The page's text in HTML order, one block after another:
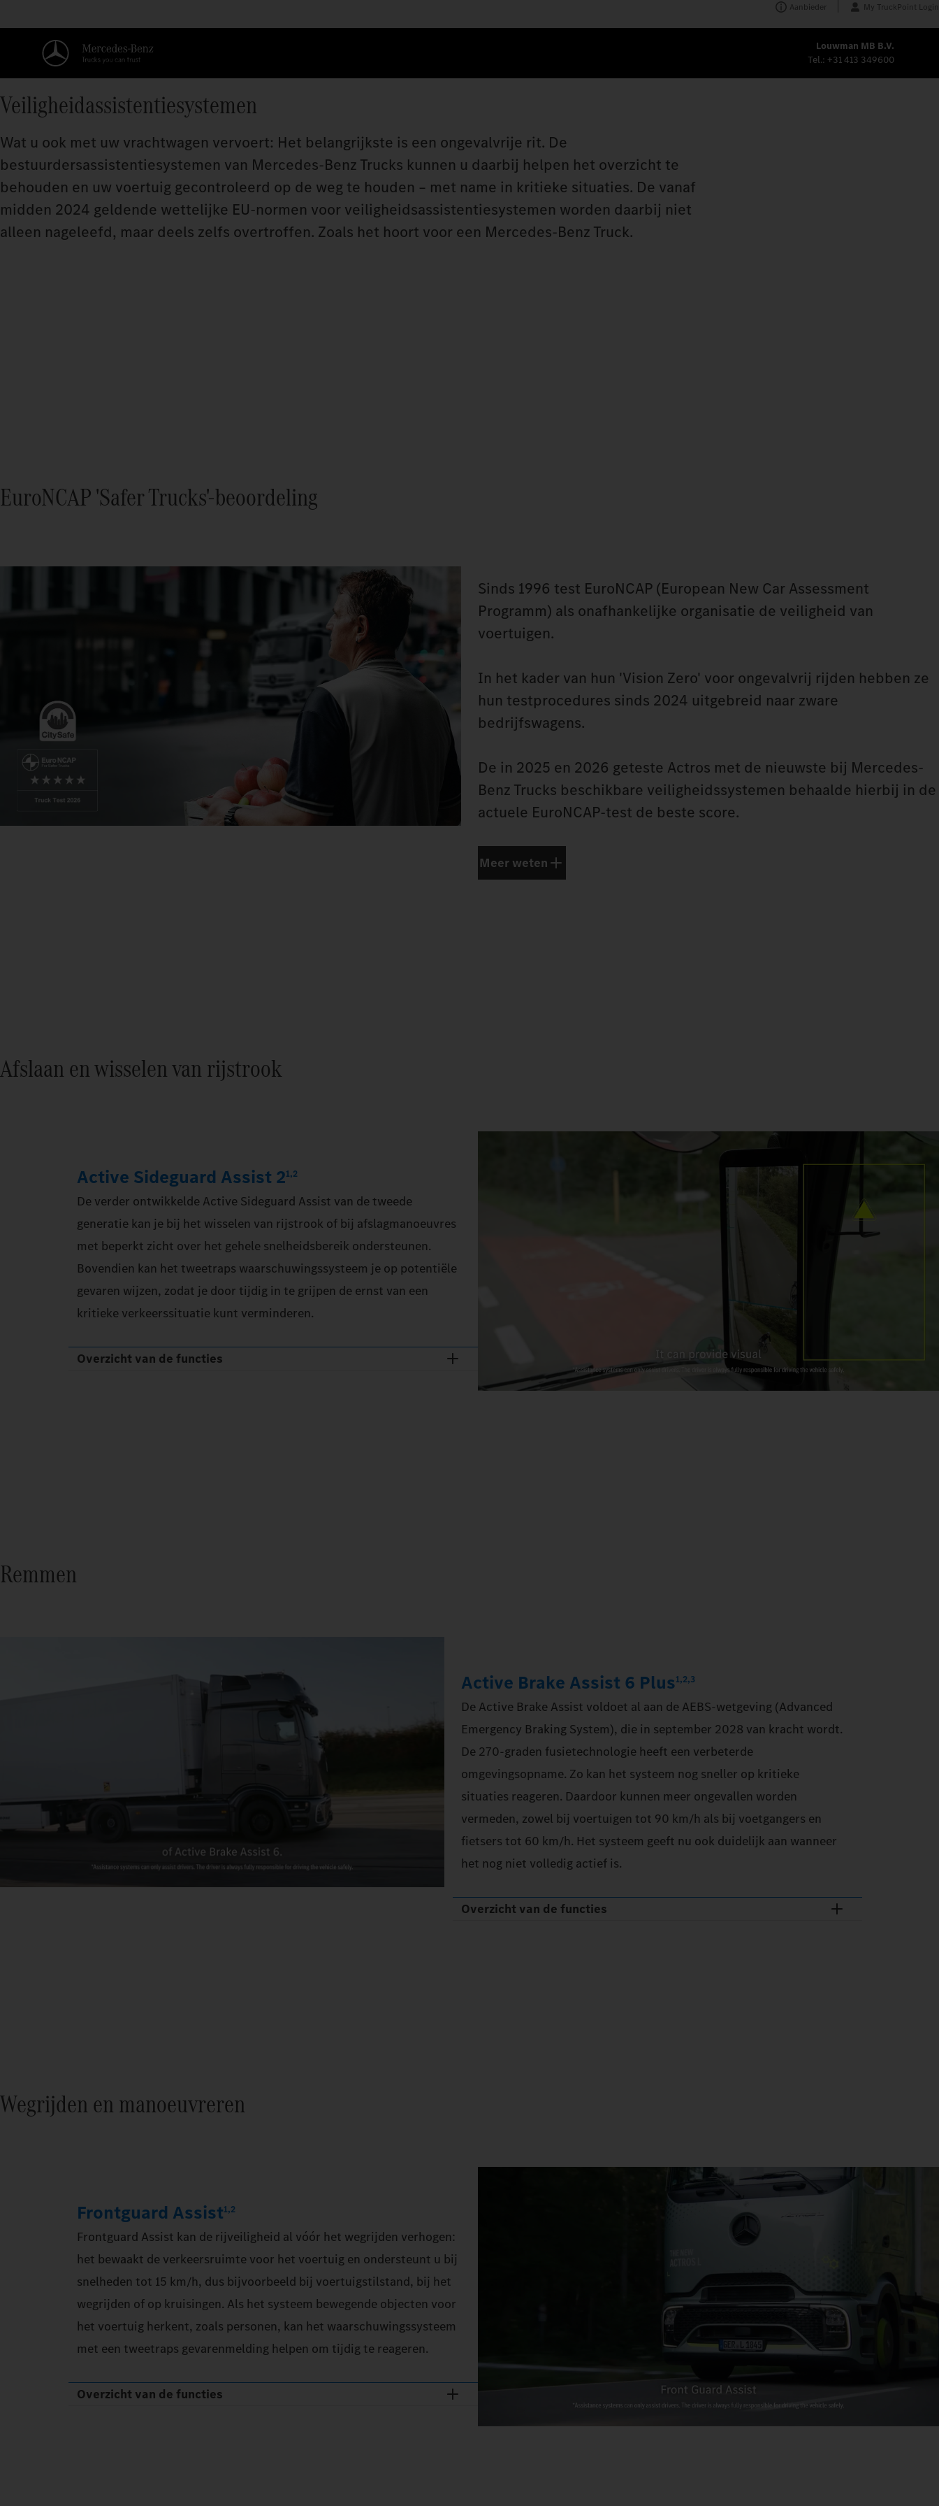
Aanbieder My TruckPoint Login
Louwman MB B.V.
Tel.: +31 413 349600
Veiligheidassistentiesystemen
Wat u ook met uw vrachtwagen vervoert: Het belangrijkste is een ongevalvrije rit. De
bestuurdersassistentiesystemen van Mercedes‑Benz Trucks kunnen u daarbij helpen het overzicht te
behouden en uw voertuig gecontroleerd op de weg te houden – met name in kritieke situaties. De vanaf
midden 2024 geldende wettelijke EU-normen voor veiligheidsassistentiesystemen worden daarbij niet
alleen nageleefd, maar deels zelfs overtroffen. Zoals het hoort voor een Mercedes‑Benz Truck.
EuroNCAP 'Safer Trucks'-beoordeling
Sinds 1996 test EuroNCAP (European New Car Assessment
Programm) als onafhankelijke organisatie de veiligheid van
voertuigen.
In het kader van hun 'Vision Zero' voor ongevalvrij rijden hebben ze
hun testprocedures sinds 2024 uitgebreid naar zware
bedrijfswagens.
De in 2025 en 2026 geteste Actros met de nieuwste bij Mercedes-
Benz Trucks beschikbare veiligheidssystemen behaalde hierbij in de
actuele EuroNCAP-test de beste score.
Meer weten
Afslaan en wisselen van rijstrook
Active Sideguard Assist 21,2
De verder ontwikkelde Active Sideguard Assist van de tweede
generatie kan je bij het wisselen van rijstrook of bij afslagmanoeuvres
met beperkt zicht over het gehele snelheidsbereik ondersteunen.
Bovendien kan het tweetraps waarschuwingssysteem je op potentiële
gevaren wijzen, zodat je door tijdig in te grijpen de ernst van een
kritieke verkeerssituatie kunt verminderen.
Overzicht van de functies
Remmen
Active Brake Assist 6 Plus1,2,3
De Active Brake Assist voldoet al aan de AEBS-wetgeving (Advanced
Emergency Braking System), die in september 2028 van kracht wordt.
De 270‑graden fusietechnologie heeft een verbeterde
omgevingsopname. Zo kan het systeem nog sneller op kritieke
situaties reageren. Daardoor kunnen meer ongevallen worden
vermeden, zowel bij voertuigen tot 90 km/h als bij voetgangers en
fietsers tot 60 km/h. Het systeem geeft nu ook duidelijk aan wanneer
het nog niet volledig actief is.
Overzicht van de functies
Wegrijden en manoeuvreren
Frontguard Assist1,2
Frontguard Assist kan de rijveiligheid al vóór het wegrijden verhogen:
het bewaakt de verkeersruimte voor het voertuig en ondersteunt u bij
snelheden tot 15 km/h, dus bijvoorbeeld bij voertuigstilstand, bij het
wegrijden of op kruisingen. Als het systeem bewegende objecten voor
het voertuig herkent, zoals personen, kan het waarschuwingssysteem
met een tweetraps gevarenmelding helpen om tijdig te reageren.
Overzicht van de functies